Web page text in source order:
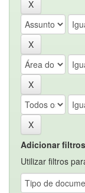
Adicionar
Utilizar filtros